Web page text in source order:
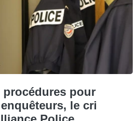
procédures pour
le cri